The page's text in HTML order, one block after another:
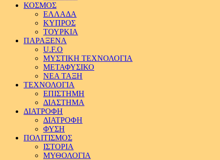
ΚΟΣΜΟΣ
ΕΛΛΑΔΑ
ΚΥΠΡΟΣ
ΤΟΥΡΚΙΑ
ΠΑΡΑΞΕΝΑ
U.F.O
ΜΥΣΤΙΚΗ ΤΕΧΝΟΛΟΓΙΑ
ΜΕΤΑΦΥΣΙΚΟ
ΝΕΑ ΤΑΞΗ
ΤΕΧΝΟΛΟΓΙΑ
ΕΠΙΣΤΗΜΗ
ΔΙΑΣΤΗΜΑ
ΔΙΑΤΡΟΦΗ
ΔΙΑΤΡΟΦΗ
ΦΥΣΗ
ΠΟΛΙΤΙΣΜΟΣ
ΙΣΤΟΡΙΑ
ΜΥΘΟΛΟΓΙΑ